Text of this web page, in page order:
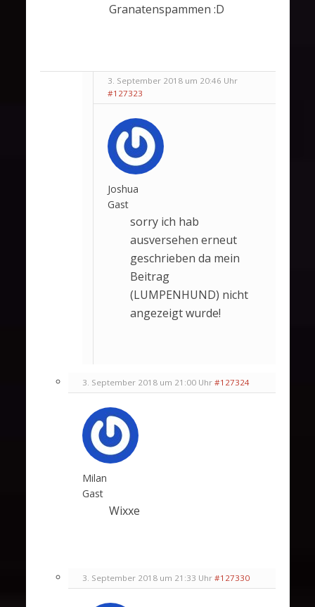
Granatenspammen :D
3. September 2018 um 20:46 Uhr
#127323
Joshua
Gast
sorry ich hab
ausversehen erneut
geschrieben da mein
Beitrag
(LUMPENHUND) nicht
angezeigt wurde!
3. September 2018 um 21:00 Uhr #127324
Milan
Gast
Wixxe
3. September 2018 um 21:33 Uhr #127330